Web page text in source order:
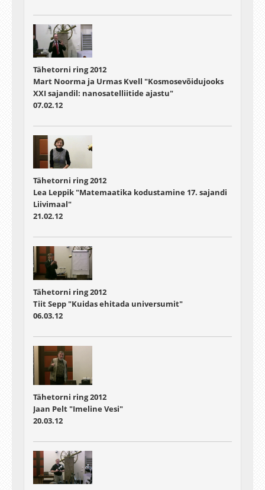
Tähetorni ring 2012
Mart Noorma ja Urmas Kvell "Kosmosevõidujooks
XXI sajandil: nanosatelliitide ajastu"
07.02.12
Tähetorni ring 2012
Lea Leppik "Matemaatika kodustamine 17. sajandi
Liivimaal"
21.02.12
Tähetorni ring 2012
Tiit Sepp "Kuidas ehitada universumit"
06.03.12
Tähetorni ring 2012
Jaan Pelt "Imeline Vesi"
20.03.12